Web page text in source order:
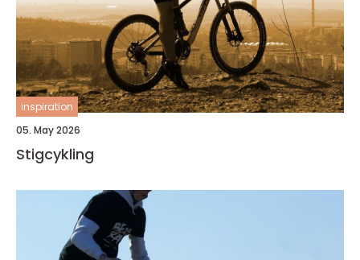
inspiration
05. May 2026
Stigcykling